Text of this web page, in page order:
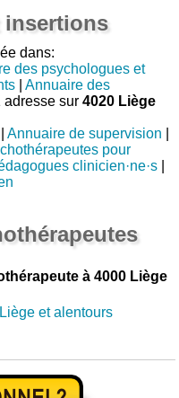
insertions
dans:
des psychologues et
|Annuaire des
adresse sur4020 Liège
|Annuaire de supervision
pour
clinicien·ne·s
à 4000 Liège
et alentours